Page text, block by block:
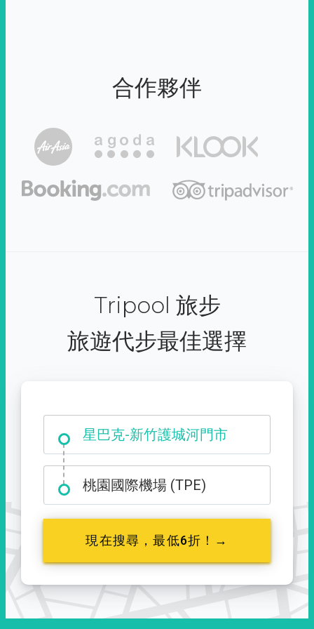
合作夥伴
Tripool 旅步
旅遊代步最佳選擇
星巴克-新竹護城河門市
大霸尖山登山口
桃園國際機場 (TPE)
現在搜尋，最低6折！→